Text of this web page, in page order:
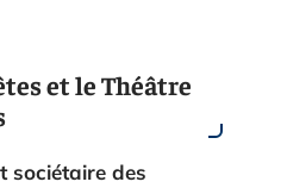
et le Théâtre
sociétaire des